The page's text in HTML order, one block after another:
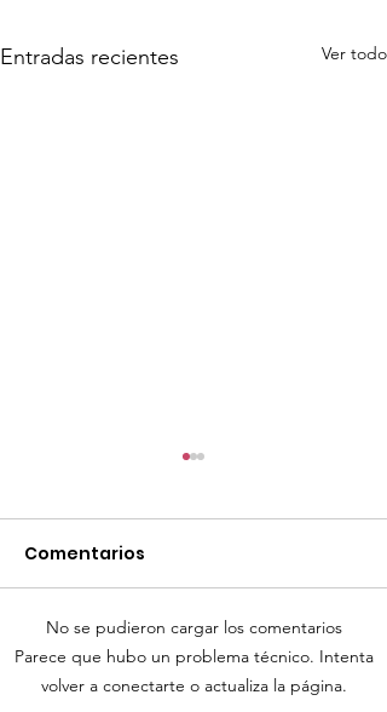
Entradas recientes Ver todo
TourTravelynByFraveo
participó en la
Comentarios
No se pudieron cargar los comentarios
Parece que hubo un problema técnico. Intenta
volver a conectarte o actualiza la página.